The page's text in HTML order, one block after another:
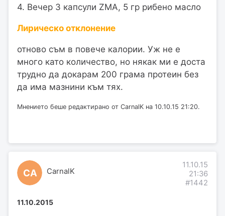
4. Вечер 3 капсули ZMA, 5 гр рибено масло
Лирическо отклонение
отново съм в повече калории. Уж не е
много като количество, но някак ми е доста
трудно да докарам 200 грама протеин без
да има мазнини към тях.
Мнението беше редактирано от CarnalK на 10.10.15 21:20.
CA CarnalK
11.10.15
21:36
#1442
11.10.2015